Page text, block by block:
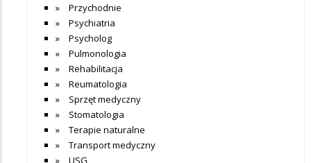
Przychodnie
Psychiatria
Psycholog
Pulmonologia
Rehabilitacja
Reumatologia
Sprzęt medyczny
Stomatologia
Terapie naturalne
Transport medyczny
USG